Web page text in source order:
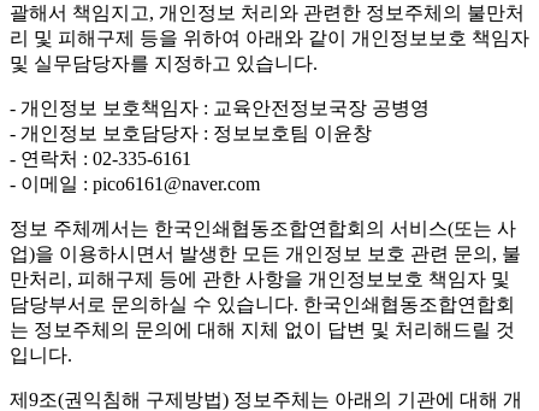
괄해서 책임지고, 개인정보 처리와 관련한 정보주체의 불만처
리 및 피해구제 등을 위하여 아래와 같이 개인정보보호 책임자
및 실무담당자를 지정하고 있습니다.
- 개인정보 보호책임자 : 교육안전정보국장 공병영
- 개인정보 보호담당자 : 정보보호팀 이윤창
- 연락처 : 02-335-6161
- 이메일 : pico6161@naver.com
정보 주체께서는 한국인쇄협동조합연합회의 서비스(또는 사
업)을 이용하시면서 발생한 모든 개인정보 보호 관련 문의, 불
만처리, 피해구제 등에 관한 사항을 개인정보보호 책임자 및
담당부서로 문의하실 수 있습니다. 한국인쇄협동조합연합회
는 정보주체의 문의에 대해 지체 없이 답변 및 처리해드릴 것
입니다.
제9조(권익침해 구제방법) 정보주체는 아래의 기관에 대해 개